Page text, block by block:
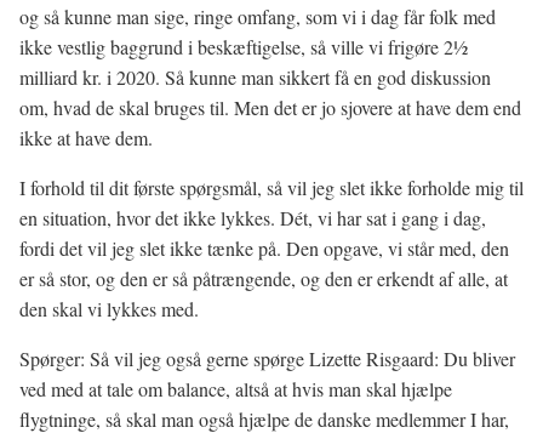
og så kunne man sige, ringe omfang, som vi i dag får folk med
ikke vestlig baggrund i beskæftigelse, så ville vi frigøre 21⁄2
milliard kr. i 2020. Så kunne man sikkert få en god diskussion
om, hvad de skal bruges til. Men det er jo sjovere at have dem end
ikke at have dem.
I forhold til dit første spørgsmål, så vil jeg slet ikke forholde mig til
en situation, hvor det ikke lykkes. Dét, vi har sat i gang i dag,
fordi det vil jeg slet ikke tænke på. Den opgave, vi står med, den
er så stor, og den er så påtrængende, og den er erkendt af alle, at
den skal vi lykkes med.
Spørger: Så vil jeg også gerne spørge Lizette Risgaard: Du bliver
ved med at tale om balance, altså at hvis man skal hjælpe
flygtninge, så skal man også hjælpe de danske medlemmer I har,